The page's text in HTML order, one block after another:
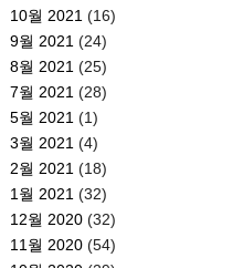
10월 2021 (16)
9월 2021 (24)
8월 2021 (25)
7월 2021 (28)
5월 2021 (1)
3월 2021 (4)
2월 2021 (18)
1월 2021 (32)
12월 2020(32)
11월 2020(54)